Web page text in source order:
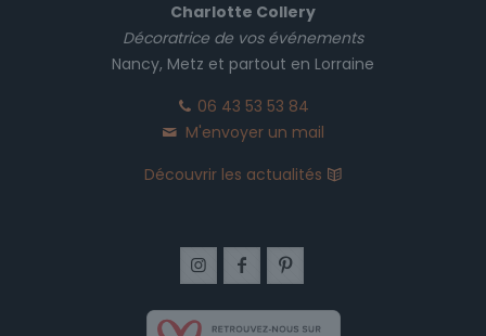
Charlotte Collery
Décoratrice de vos événements
Nancy, Metz et partout en Lorraine
06 43 53 53 84
M'envoyer un mail
Découvrir les actualités